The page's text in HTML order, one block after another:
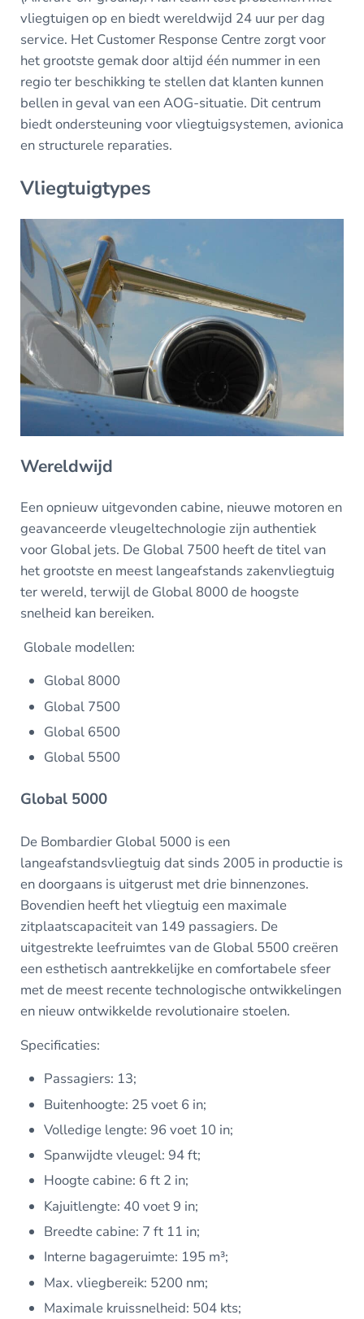
vliegtuigen op en biedt wereldwijd 24 uur per dag
service. Het Customer Response Centre zorgt voor
het grootste gemak door altijd één nummer in een
regio ter beschikking te stellen dat klanten kunnen
bellen in geval van een AOG-situatie. Dit centrum
biedt ondersteuning voor vliegtuigsystemen, avionica
en structurele reparaties.
Vliegtuigtypes
Wereldwijd
Een opnieuw uitgevonden cabine, nieuwe motoren en
geavanceerde vleugeltechnologie zijn authentiek
voor Global jets. De Global 7500 heeft de titel van
het grootste en meest langeafstands zakenvliegtuig
ter wereld, terwijl de Global 8000 de hoogste
snelheid kan bereiken.
Globale modellen:
Global 8000
Global 7500
Global 6500
Global 5500
Global 5000
De Bombardier Global 5000 is een
langeafstandsvliegtuig dat sinds 2005 in productie is
en doorgaans is uitgerust met drie binnenzones.
Bovendien heeft het vliegtuig een maximale
zitplaatscapaciteit van 149 passagiers. De
uitgestrekte leefruimtes van de Global 5500 creëren
een esthetisch aantrekkelijke en comfortabele sfeer
met de meest recente technologische ontwikkelingen
en nieuw ontwikkelde revolutionaire stoelen.
Specificaties:
Passagiers: 13;
Buitenhoogte: 25 voet 6 in;
Volledige lengte: 96 voet 10 in;
Spanwijdte vleugel: 94 ft;
Hoogte cabine: 6 ft 2 in;
Kajuitlengte: 40 voet 9 in;
Breedte cabine: 7 ft 11 in;
Interne bagageruimte: 195 m³;
Max. vliegbereik: 5200 nm;
Maximale kruissnelheid: 504 kts;